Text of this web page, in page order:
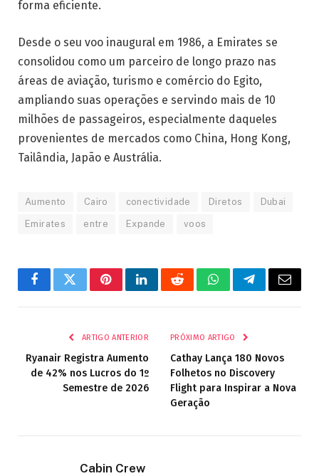
forma eficiente.
Desde o seu voo inaugural em 1986, a Emirates se
consolidou como um parceiro de longo prazo nas
áreas de aviação, turismo e comércio do Egito,
ampliando suas operações e servindo mais de 10
milhões de passageiros, especialmente daqueles
provenientes de mercados como China, Hong Kong,
Tailândia, Japão e Austrália.
Aumento Cairo conectividade Diretos Dubai
Emirates entre Expande voos
FacebookTwitterPinterestLinkedInRedditWhatsAppTelegrama
E-
ARTIGO ANTERIOR
Ryanair Registra Aumento
de 42% nos Lucros do 1º
Semestre de 2026
PRÓXIMO ARTIGO
Cathay Lança 180 Novos
Folhetos no Discovery
Flight para Inspirar a Nova
Geração
Cabin Crew